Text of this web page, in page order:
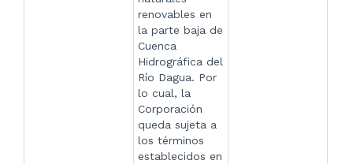
renovables en
la parte baja de
Cuenca
Hidrográfica del
Río Dagua. Por
lo cual, la
Corporación
queda sujeta a
los términos
establecidos en